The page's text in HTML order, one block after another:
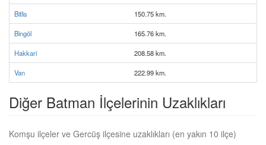
Bitlis 150.75 km.
Bingöl 165.76 km.
Hakkari 208.58 km.
Van 222.99 km.
Diğer Batman İlçelerinin Uzaklıkları
Komşu ilçeler ve Gercüş ilçesine uzaklıkları (en yakın 10 ilçe)